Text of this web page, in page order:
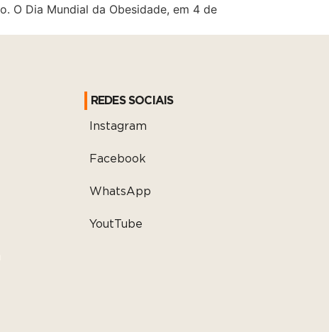
O Dia Mundial da Obesidade, em 4 de
REDES SOCIAIS
Instagram
Facebook
WhatsApp
YoutTube